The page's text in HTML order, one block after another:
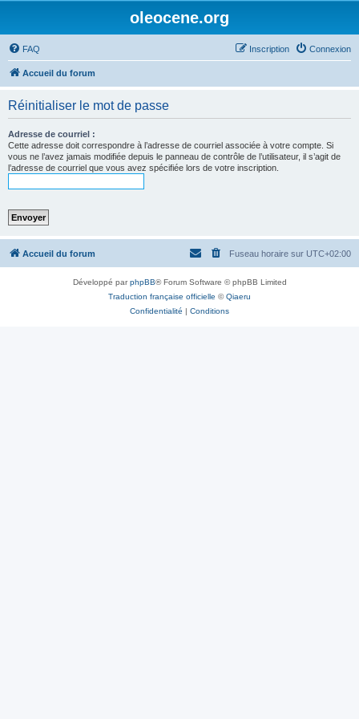
oleocene.org
FAQ Connexion
Inscription
Accueil du forum
Réinitialiser le mot de passe
Adresse de courriel :
Cette adresse doit correspondre à l’adresse de courriel associée à votre compte. Si
vous ne l’avez jamais modifiée depuis le panneau de contrôle de l’utilisateur, il s’agit de
l’adresse de courriel que vous avez spécifiée lors de votre inscription.
Accueil du forum Fuseau horaire sur UTC+02:00
Développé parphpBB® Forum Software © phpBB Limited
Traduction française officielle ©Qiaeru
Confidentialité | Conditions